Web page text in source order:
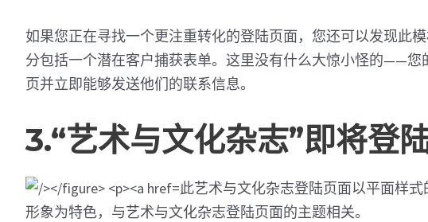
如果您正在寻找一个更注重转化的登陆页面，您还可以发现此
分包括一个潜在客户捕获表单。这里没有什么大惊小怪的——您
页并立即能够发送他们的联系信息。
3.“艺术与文化杂志”即将登
此艺术与文化杂志登陆页面以平面样
形象为特色，与艺术与文化杂志登陆页面的主题相关。